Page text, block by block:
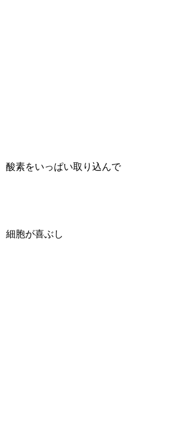
酸素をいっぱい取り込んで
細胞が喜ぶし